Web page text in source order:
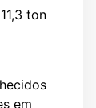
ton
em